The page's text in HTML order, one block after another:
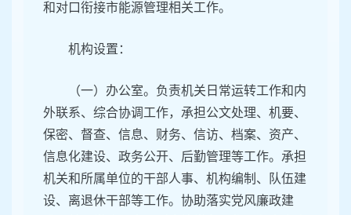
和对口衔接市能源管理相关工作。
机构设置：
（一）办公室。负责机关日常运转工作和内
外联系、综合协调工作，承担公文处理、机要、
保密、督查、信息、财务、信访、档案、资产、
信息化建设、政务公开、后勤管理等工作。承担
机关和所属单位的干部人事、机构编制、队伍建
设、离退休干部等工作。协助落实党风廉政建